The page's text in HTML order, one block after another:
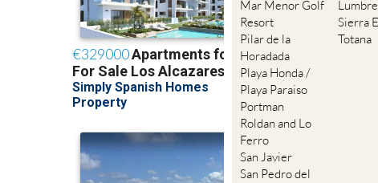
Mar Menor Golf
Resort
Pilar de la
Horadada
Playa Honda /
Playa Paraiso
Portman
Roldan and Lo
Ferro
San Javier
San Pedro del
Sierra
Totana